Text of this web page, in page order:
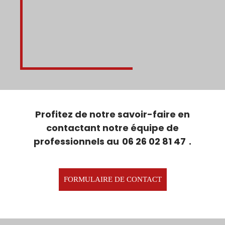
Profitez de notre savoir-faire en
contactant notre équipe de
professionnels au 06 26 02 81 47 .
FORMULAIRE DE CONTACT